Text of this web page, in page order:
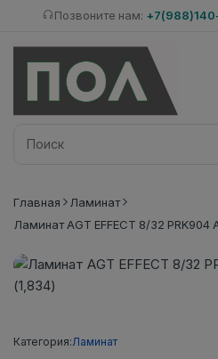
Позвоните нам:
Главная
Ламинат
Ламинат AGT EFFECT 8/32
Категория:Ламинат